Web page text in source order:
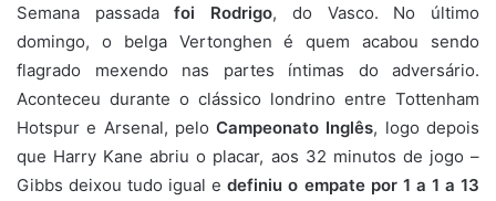
Semana passadafoi Rodrigo, do Vasco. No último
domingo, o belga Vertonghen é quem acabou sendo
flagrado mexendo nas partes íntimas do adversário.
Aconteceu durante o clássico londrino entre Tottenham
Hotspur e Arsenal, peloCampeonato Inglês, logo depois
que Harry Kane abriu o placar, aos 32 minutos de jogo –
Gibbs deixou tudo igual edefiniu o empate por 1 a 1 a 13